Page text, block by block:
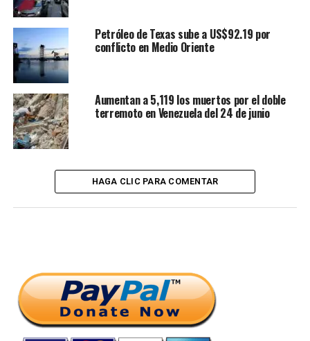
Petróleo de Texas sube a US$92.19 por
conflicto en Medio Oriente
Aumentan a 5,119 los muertos por el doble
terremoto en Venezuela del 24 de junio
HAGA CLIC PARA COMENTAR